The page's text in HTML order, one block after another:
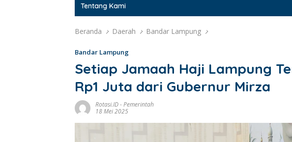
Tentang Kami
Beranda Daerah Bandar Lampung
Bandar Lampung
Setiap Jamaah Haji Lampung
Rp1 Juta dari Gubernur Mirza
Rotasi.ID-Pemerintah
18 Mei 2025